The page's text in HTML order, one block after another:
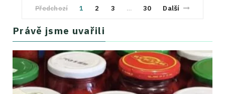
Předchozí 1 2 3 … 30 Další
Právě jsme uvařili